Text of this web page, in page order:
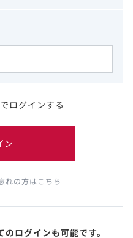
ログインする
ン
れの方はこちら
ログインも可能です。